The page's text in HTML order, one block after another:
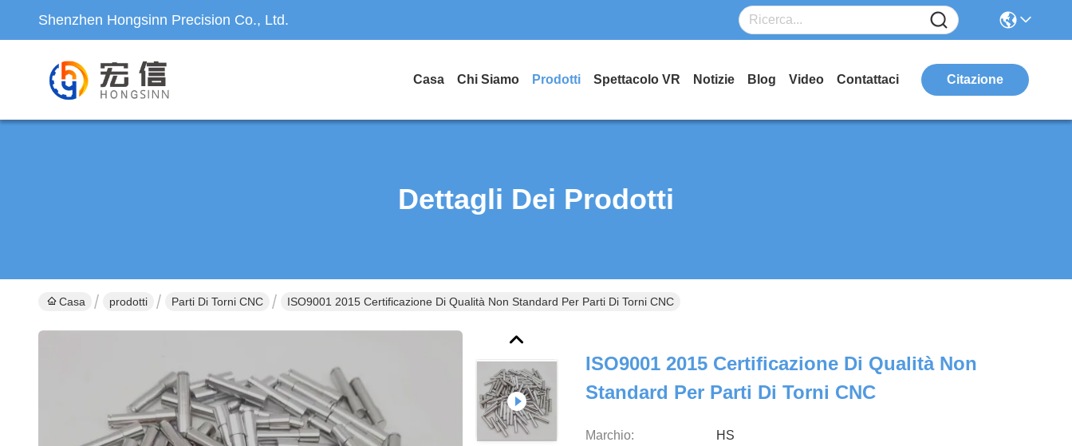
Shenzhen Hongsinn Precision Co., Ltd.
Casa Chi Siamo Prodotti Spettacolo VR Notizie Blog Video Contattaci Citazione
Dettagli Dei Prodotti
Casa prodotti Parti Di Torni CNC ISO9001 2015 Certificazione Di Qualità Non Standard Per Parti Di Torni CNC
ISO9001 2015 Certificazione Di Qualità Non
Standard Per Parti Di Torni CNC
Marchio: HS